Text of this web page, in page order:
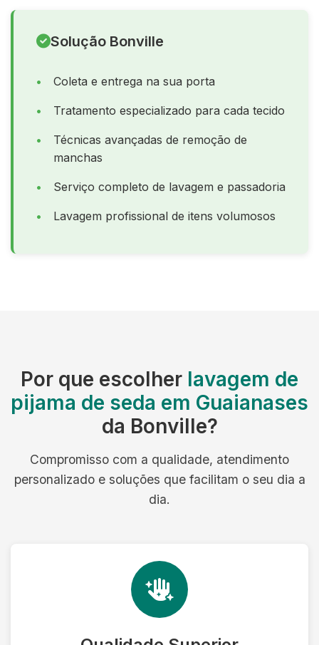
Solução Bonville
Coleta e entrega na sua porta
Tratamento especializado para cada tecido
Técnicas avançadas de remoção de
manchas
Serviço completo de lavagem e passadoria
Lavagem profissional de itens volumosos
Por que escolher lavagem de
pijama de seda em Guaianases
da Bonville?
Compromisso com a qualidade, atendimento
personalizado e soluções que facilitam o seu dia a
dia.